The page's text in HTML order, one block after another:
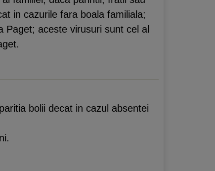
in cazurile fara boala familiala;
Paget; aceste virusuri sunt cel al
bolii decat in cazul absentei